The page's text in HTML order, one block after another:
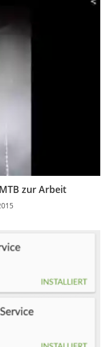
zur Arbeit